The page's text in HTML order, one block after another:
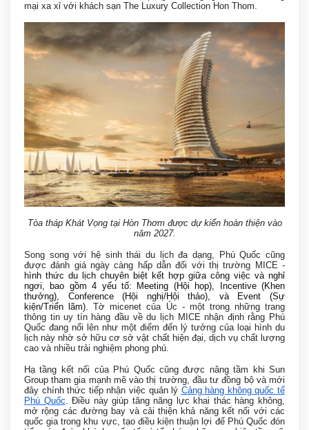
mại xa xỉ với khách sạn The Luxury Collection Hon Thom.
Tòa tháp Khát Vọng tại Hòn Thơm được dự kiến hoàn thiện vào
năm 2027.
Song song với hệ sinh thái du lịch đa dạng, Phú Quốc cũng
được đánh giá ngày càng hấp dẫn đối với thị trường MICE -
hình thức du lịch chuyên biệt kết hợp giữa công việc và nghỉ
ngơi, bao gồm 4 yếu tố: Meeting (Hội họp), Incentive (Khen
thưởng), Conference (Hội nghị/Hội thảo), và Event (Sự
kiện/Triển lãm). Tờ micenet của Úc - một trong những trang
thông tin uy tín hàng đầu về du lịch MICE nhận định rằng Phú
Quốc đang nổi lên như một điểm đến lý tưởng của loại hình du
lịch này nhờ sở hữu cơ sở vật chất hiện đại, dịch vụ chất lượng
cao và nhiều trải nghiệm phong phú.
Hạ tầng kết nối của Phú Quốc cũng được nâng tầm khi Sun
Group tham gia mạnh mẽ vào thị trường, đầu tư đồng bộ và mới
đây chính thức tiếp nhận việc quản lý Cảng hàng không quốc tế
Phú Quốc. Điều này giúp tăng năng lực khai thác hàng không,
mở rộng các đường bay và cải thiện khả năng kết nối với các
quốc gia trong khu vực, tạo điều kiện thuận lợi để Phú Quốc đón